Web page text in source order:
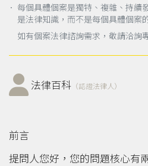
． 每個具體個案是獨特、複雜、持續
是法律知識，而不是每個具體個案
如有個案法律諮詢需求，敬請洽詢
法律百科 （認證法律人）
前言
提問人您好，您的問題核心有